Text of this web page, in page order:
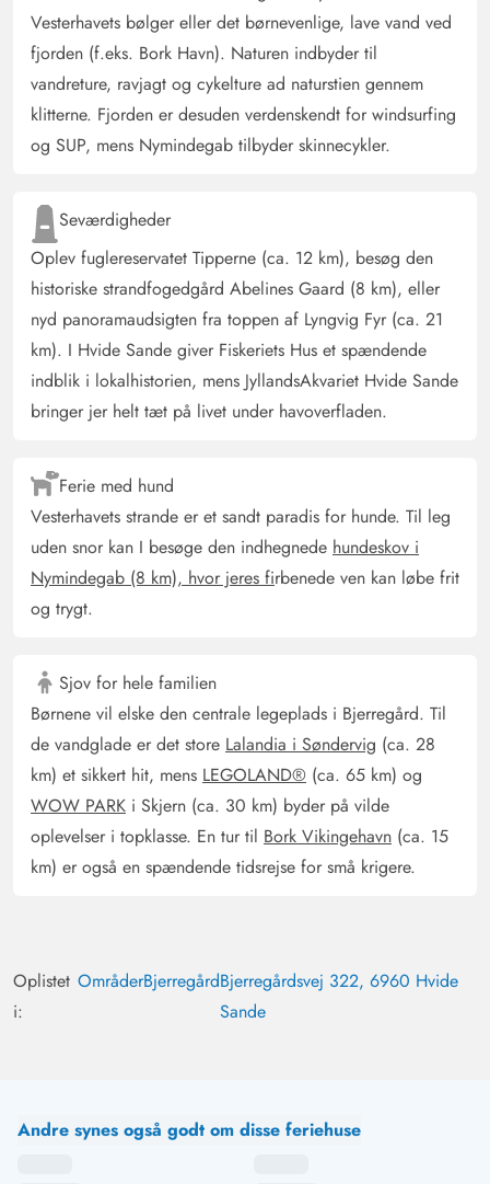
Ilse Kremer
Deutschland
AI Oversat (Se oprindelig)
4.5 ud af 5
4.5 ud af 5
4.5 out of 5
02/09/2024
tilstrækkelige sovepladser. Vi valgte dog den meget
behagelige, elektronisk justerbare seng. Den separate
toilet med håndvask var også meget behagelig. Da det
var lidt koldere nogle dage under vores ferie, har vi
også benyttet saunaen. Alt fungerede perfekt. Vi har
også nydt de mange siddepladser ved huset. Da huset
ligger lidt lavt, sad vi altid i læ for vinden og kunne
sidde ugeneret. Om morgenen i solen eller om
Alt er til stede. Det samme i badeværelset. Selv en
føntørrer er til stede. Kun bruseforhænget var noget
irriterende, da det altid klæbede til benene. Dette er dog
brok på et højere niveau. Vi har fra første øjeblik følt os
meget godt tilpas!
Vesterhavets bølger eller det børnevenlige, lave vand ved
fjorden (f.eks. Bork Havn). Naturen indbyder til
vandreture, ravjagt og cykelture ad naturstien gennem
klitterne. Fjorden er desuden verdenskendt for windsurfing
og SUP, mens Nymindegab tilbyder skinnecykler.
Seværdigheder
Oplev fuglereservatet Tipperne (ca. 12 km), besøg den
historiske strandfogedgård Abelines Gaard (8 km), eller
nyd panoramaudsigten fra toppen af Lyngvig Fyr (ca. 21
km). I Hvide Sande giver Fiskeriets Hus et spændende
indblik i lokalhistorien, mens JyllandsAkvariet Hvide Sande
bringer jer helt tæt på livet under havoverfladen.
Ferie med hund
Vesterhavets strande er et sandt paradis for hunde. Til leg
uden snor kan I besøge den indhegnede hundeskov i
Nymindegab (8 km), hvor jeres firbenede ven kan løbe frit
og trygt.
Sjov for hele familien
Børnene vil elske den centrale legeplads i Bjerregård. Til
de vandglade er det store Lalandia i Søndervig (ca. 28
km) et sikkert hit, mens LEGOLAND® (ca. 65 km) og
WOW PARK i Skjern (ca. 30 km) byder på vilde
oplevelser i topklasse. En tur til Bork Vikingehavn (ca. 15
km) er også en spændende tidsrejse for små krigere.
Oplistet
i:
OmråderBjerregårdBjerregårdsvej 322, 6960 Hvide
Sande
Andre synes også godt om disse feriehuse